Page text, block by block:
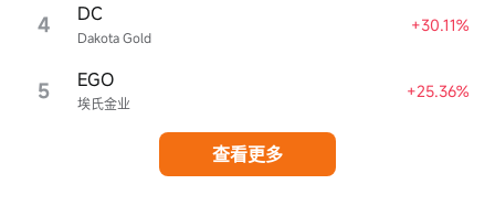
4 Dakota Gold
DC +30.11%
5 埃氏金业
EGO +25.36%
查看更多